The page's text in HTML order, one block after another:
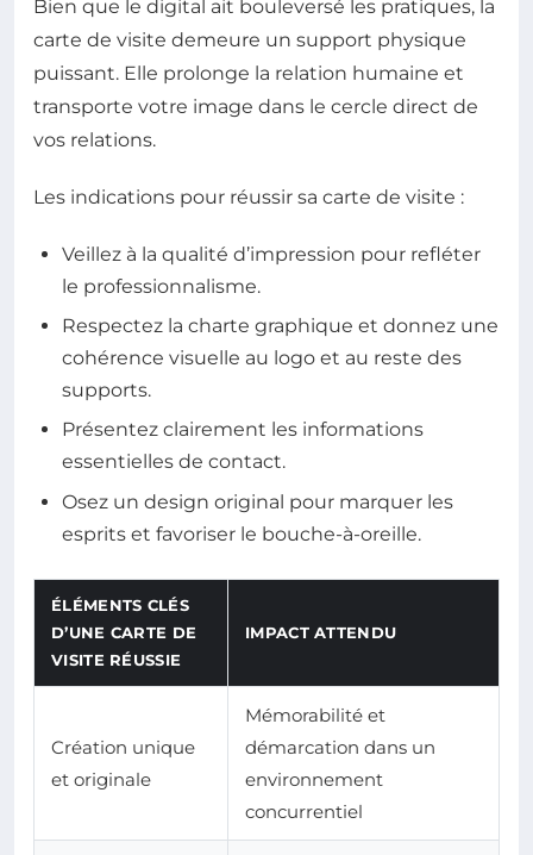
Bien que le digital ait bouleversé les pratiques, la
carte de visite demeure un support physique
puissant. Elle prolonge la relation humaine et
transporte votre image dans le cercle direct de
vos relations.
Les indications pour réussir sa carte de visite :
Veillez à la qualité d’impression pour refléter
le professionnalisme.
Respectez la charte graphique et donnez une
cohérence visuelle au logo et au reste des
supports.
Présentez clairement les informations
essentielles de contact.
Osez un design original pour marquer les
esprits et favoriser le bouche-à-oreille.
ÉLÉMENTS CLÉS
D’UNE CARTE DE
VISITE RÉUSSIE
IMPACT ATTENDU
Création unique
et originale
Mémorabilité et
démarcation dans un
environnement
concurrentiel